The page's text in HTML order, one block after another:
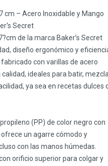
cm – Acero Inoxidable y Mango
Secret
de la marca Baker’s Secret
diseño ergonómico y
con varillas de acero
ideales para batir,
ya sea en recetas dulces
(PP) de color negro con
un agarre cómodo y
con las manos húmedas.
orificio superior para colgar y